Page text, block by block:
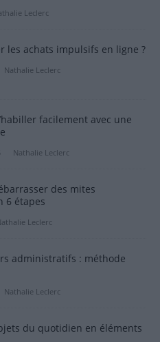
Leclerc
les achats impulsifs en ligne ?
Nathalie Leclerc
facilement avec une
Nathalie Leclerc
des mites
6 étapes
Leclerc
administratifs : méthode
Nathalie Leclerc
du quotidien en éléments